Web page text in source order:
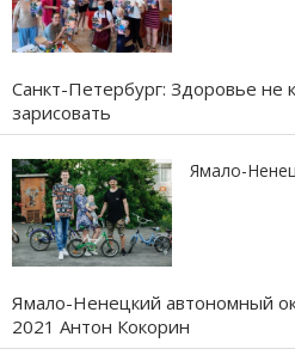
Санкт-Петербург: Здоровье не
зарисовать
Ямало-
Ямало-Ненецкий автономный
2021 Антон Кокорин